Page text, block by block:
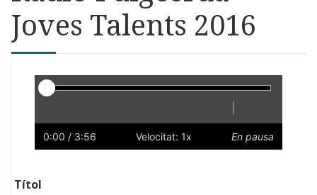
Joves Talents 2016
Reproductor
Lent
0:00 / 3:56 Velocitat: 1x En pausa
Títol